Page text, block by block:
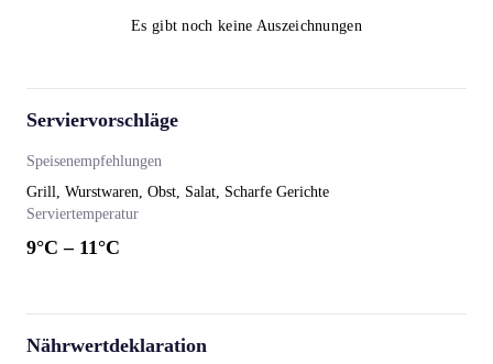
Es gibt noch keine Auszeichnungen
Serviervorschläge
Speisenempfehlungen
Grill, Wurstwaren, Obst, Salat, Scharfe Gerichte
Serviertemperatur
9°C – 11°C
Nährwertdeklaration